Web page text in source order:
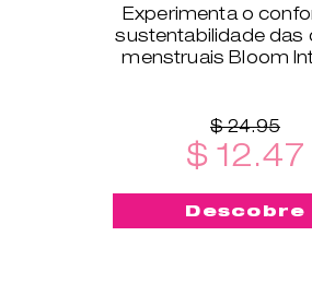
Experimenta o
sustentabilidade das
menstruais Bloom
$ 24.95
$ 12.47
Descobre